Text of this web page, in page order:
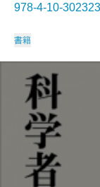
978-4-10-
書籍